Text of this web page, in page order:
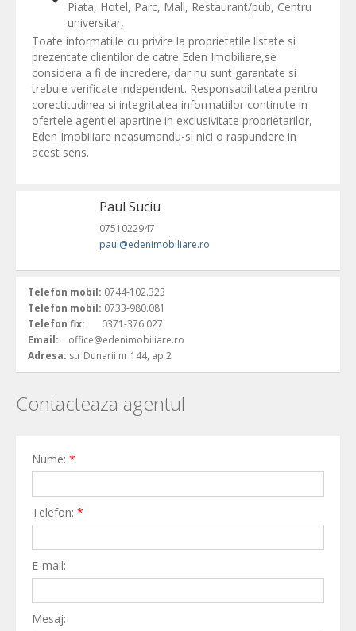
Piata, Hotel, Parc, Mall, Restaurant/pub, Centru
universitar,
Toate informatiile cu privire la proprietatile listate si
prezentate clientilor de catre Eden Imobiliare,se
considera a fi de incredere, dar nu sunt garantate si
trebuie verificate independent. Responsabilitatea pentru
corectitudinea si integritatea informatiilor continute in
ofertele agentiei apartine in exclusivitate proprietarilor,
Eden Imobiliare neasumandu-si nici o raspundere in
acest sens.
Paul Suciu
0751022947
paul@edenimobiliare.ro
Telefon mobil: 0744-102.323
Telefon mobil: 0733-980.081
Telefon fix: 0371-376.027
Email: office@edenimobiliare.ro
Adresa: str Dunarii nr 144, ap 2
Contacteaza agentul
Nume: *
Telefon: *
E-mail:
Mesaj: